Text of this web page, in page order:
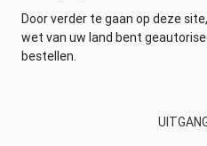
Door verder te gaan op deze
wet van uw land bent
bestellen.